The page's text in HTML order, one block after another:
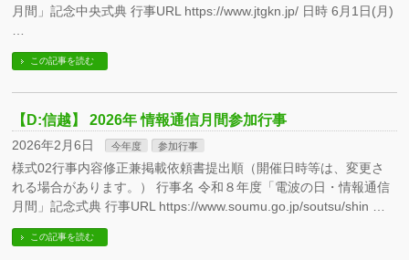
月間」記念中央式典 行事URL https://www.jtgkn.jp/ 日時 6月1日(月)
この記事を読む
【D:信越】 2026年 情報通信月間参加行事
2026年2月6日 今年度 参加行事
様式02行事内容修正兼掲載依頼書提出順（開催日時等は、変更さ
れる場合があります。） 行事名 令和８年度「電波の日・情報通信
月間」記念式典 行事URL https://www.soumu.go.jp/soutsu/shin …
この記事を読む